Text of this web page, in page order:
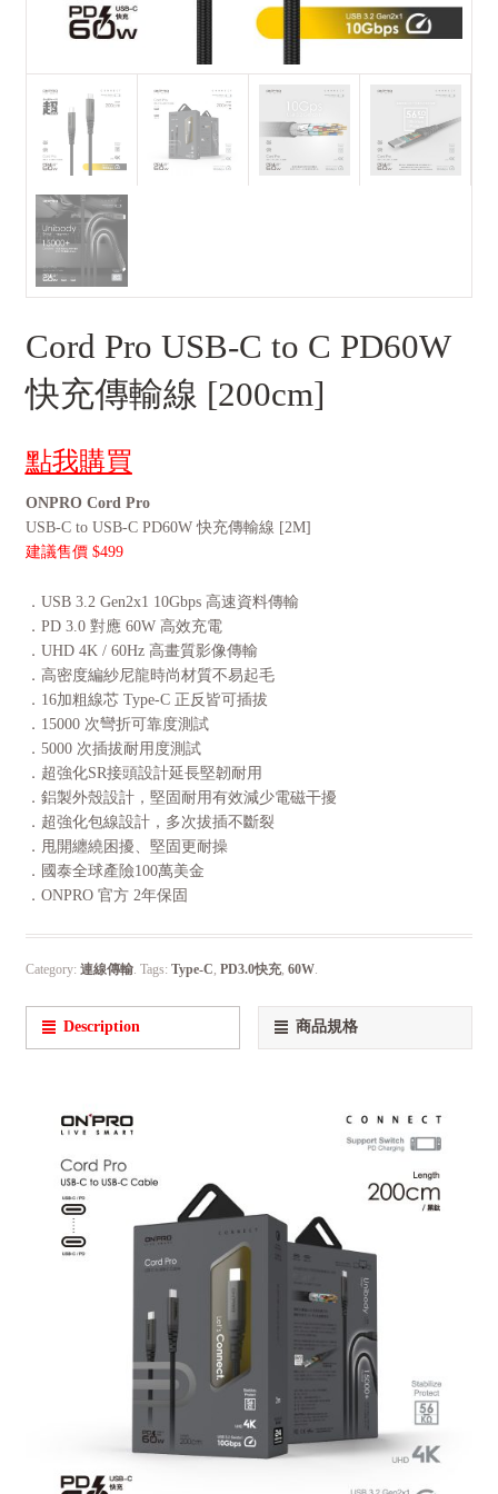
Cord Pro USB-C to C PD60W
快充傳輸線 [200cm]
點我購買
ONPRO Cord Pro
USB-C to USB-C PD60W 快充傳輸線 [2M]
建議售價 $499
．USB 3.2 Gen2x1 10Gbps 高速資料傳輸
．PD 3.0 對應 60W 高效充電
．UHD 4K / 60Hz 高畫質影像傳輸
．高密度編紗尼龍時尚材質不易起毛
．16加粗線芯 Type-C 正反皆可插拔
．15000 次彎折可靠度測試
．5000 次插拔耐用度測試
．超強化SR接頭設計延長堅韌耐用
．鋁製外殼設計，堅固耐用有效減少電磁干擾
．超強化包線設計，多次拔插不斷裂
．甩開纏繞困擾、堅固更耐操
．國泰全球產險100萬美金
．ONPRO 官方 2年保固
Category: 連線傳輸. Tags: Type-C, PD3.0快充, 60W.
Description 商品規格